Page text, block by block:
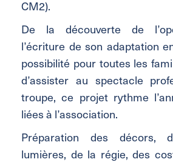
CM2).
De la découverte de
l’écriture de son adaptation
possibilité pour toutes les
d’assister au spectacle
troupe, ce projet rythme
liées à l’association.
Préparation des décors,
lumières, de la régie, des